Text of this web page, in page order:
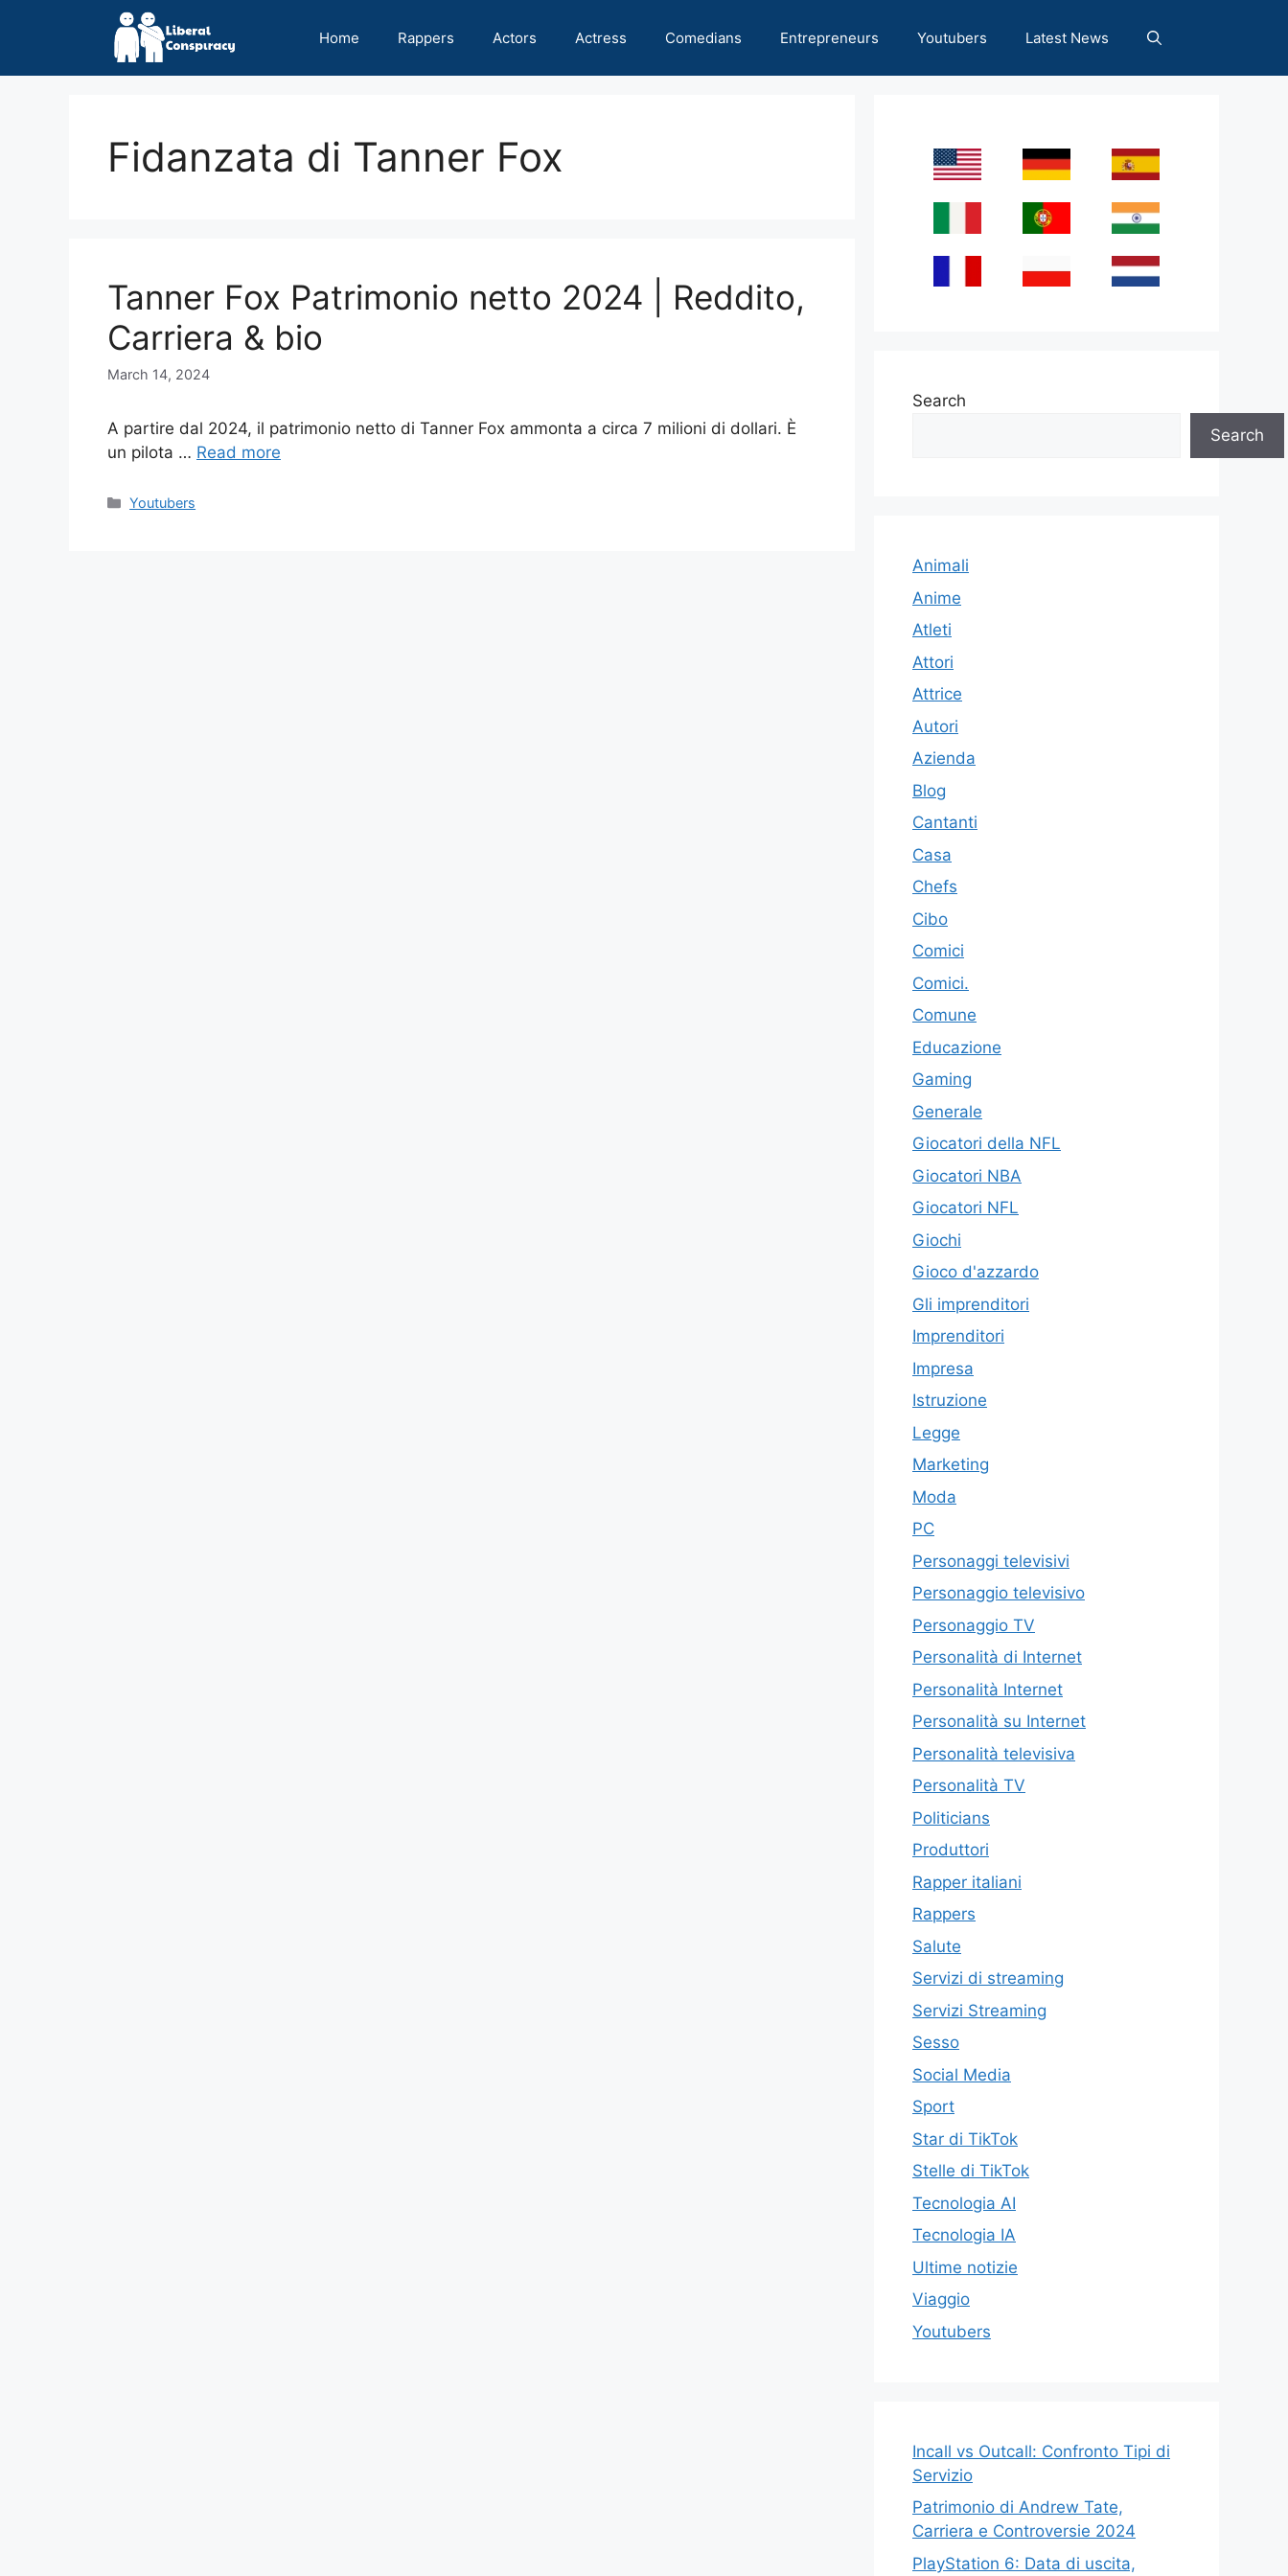
Home Rappers Actors Actress Comedians Entrepreneurs Youtubers Latest News
Fidanzata di Tanner Fox
Tanner Fox Patrimonio netto 2024 | Reddito,
Carriera & bio
March 14, 2024
A partire dal 2024, il patrimonio netto di Tanner Fox ammonta a circa 7 milioni di dollari. È
un pilota … Read more
Categories
Youtubers
Search
Search
Animali
Anime
Atleti
Attori
Attrice
Autori
Azienda
Blog
Cantanti
Casa
Chefs
Cibo
Comici
Comici.
Comune
Educazione
Gaming
Generale
Giocatori della NFL
Giocatori NBA
Giocatori NFL
Giochi
Gioco d'azzardo
Gli imprenditori
Imprenditori
Impresa
Istruzione
Legge
Marketing
Moda
PC
Personaggi televisivi
Personaggio televisivo
Personaggio TV
Personalità di Internet
Personalità Internet
Personalità su Internet
Personalità televisiva
Personalità TV
Politicians
Produttori
Rapper italiani
Rappers
Salute
Servizi di streaming
Servizi Streaming
Sesso
Social Media
Sport
Star di TikTok
Stelle di TikTok
Tecnologia AI
Tecnologia IA
Ultime notizie
Viaggio
Youtubers
Incall vs Outcall: Confronto Tipi di
Servizio
Patrimonio di Andrew Tate,
Carriera e Controversie 2024
PlayStation 6: Data di uscita,